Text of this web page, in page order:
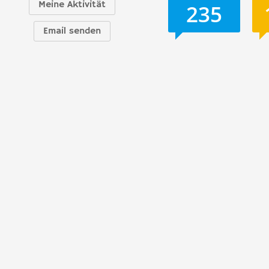
Meine Aktivität
Email senden
235